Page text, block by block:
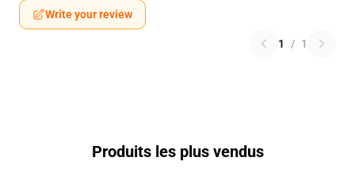
Write your review
1 / 1
Produits les plus vendus